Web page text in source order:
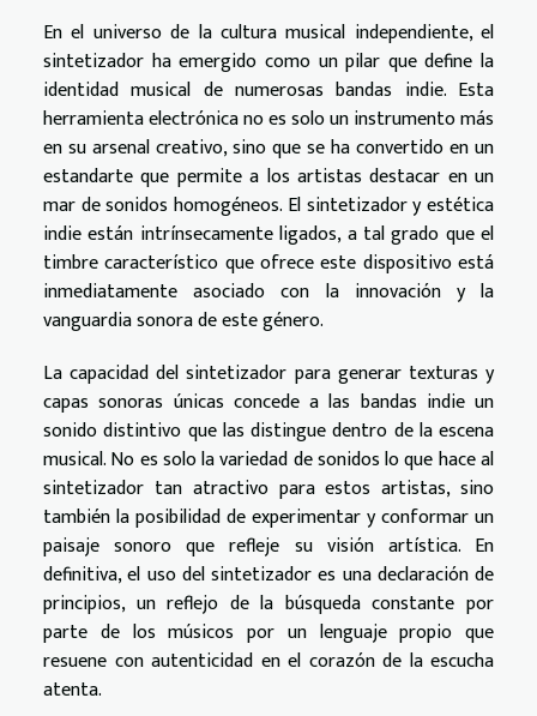
En el universo de la cultura musical independiente, el
sintetizador ha emergido como un pilar que define la
identidad musical de numerosas bandas indie. Esta
herramienta electrónica no es solo un instrumento más
en su arsenal creativo, sino que se ha convertido en un
estandarte que permite a los artistas destacar en un
mar de sonidos homogéneos. El sintetizador y estética
indie están intrínsecamente ligados, a tal grado que el
timbre característico que ofrece este dispositivo está
inmediatamente asociado con la innovación y la
vanguardia sonora de este género.
La capacidad del sintetizador para generar texturas y
capas sonoras únicas concede a las bandas indie un
sonido distintivo que las distingue dentro de la escena
musical. No es solo la variedad de sonidos lo que hace al
sintetizador tan atractivo para estos artistas, sino
también la posibilidad de experimentar y conformar un
paisaje sonoro que refleje su visión artística. En
definitiva, el uso del sintetizador es una declaración de
principios, un reflejo de la búsqueda constante por
parte de los músicos por un lenguaje propio que
resuene con autenticidad en el corazón de la escucha
atenta.